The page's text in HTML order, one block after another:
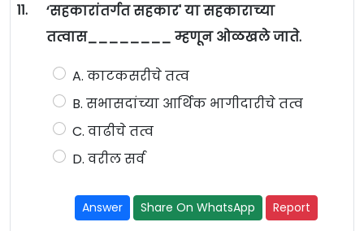
11.
‘सहकारांतर्गत सहकार' या सहकाराच्या
तत्वास________ म्हणून ओळखले जाते.
A. काटकसरीचे तत्व
B. सभासदांच्या आर्थिक भागीदारीचे तत्व
C. वाढीचे तत्व
D. वरील सर्व
Answer Share On WhatsApp Report